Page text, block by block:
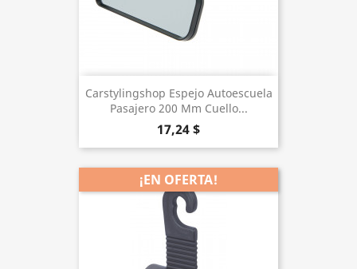
Carstylingshop Espejo Autoescuela
Pasajero 200 Mm Cuello...
17,24 $
¡EN OFERTA!